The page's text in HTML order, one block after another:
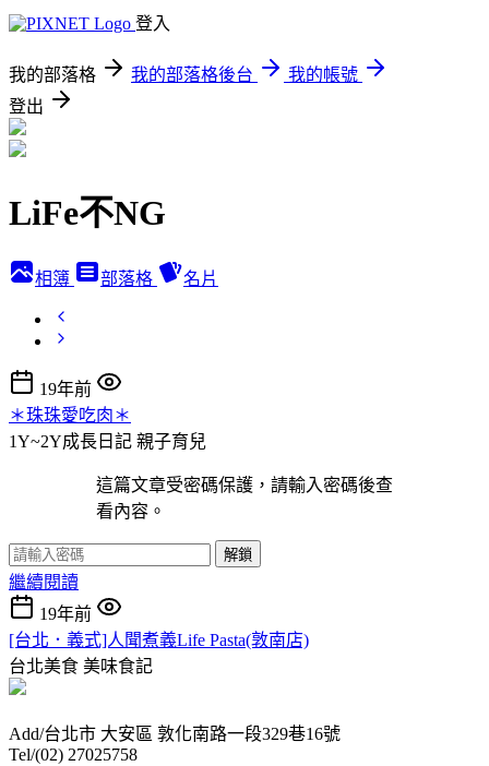
登入
我的部落格 我的部落格後台
我的帳號
登出
LiFe不NG
相簿 部落格 名片
19年前
＊珠珠愛吃肉＊
1Y~2Y成長日記 親子育兒
這篇文章受密碼保護，請輸入密碼後查
看內容。
解鎖
繼續閱讀
19年前
[台北．義式]人聞煮義Life Pasta(敦南店)
台北美食 美味食記
Add/台北市 大安區 敦化南路一段329巷16號
Tel/(02) 27025758